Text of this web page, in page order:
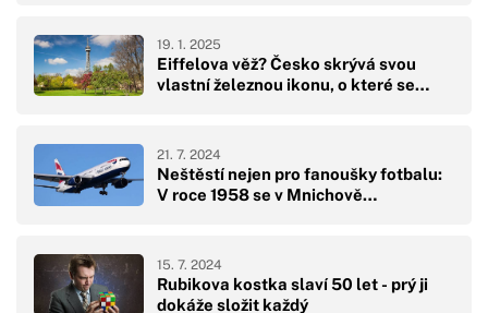
Eiffelova věž? Česko skrývá svou
vlastní železnou ikonu, o které se…
19. 1. 2025
Neštěstí nejen pro fanoušky fotbalu:
V roce 1958 se v Mnichově…
21. 7. 2024
Rubikova kostka slaví 50 let - prý ji
dokáže složit každý
15. 7. 2024